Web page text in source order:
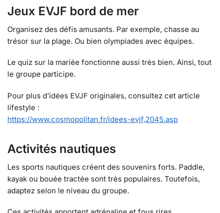
Jeux EVJF bord de mer
Organisez des défis amusants. Par exemple, chasse au
trésor sur la plage. Ou bien olympiades avec équipes.
Le quiz sur la mariée fonctionne aussi très bien. Ainsi, tout
le groupe participe.
Pour plus d’idées EVJF originales, consultez cet article
lifestyle :
https://www.cosmopolitan.fr/idees-evjf,2045.asp
Activités nautiques
Les sports nautiques créent des souvenirs forts. Paddle,
kayak ou bouée tractée sont très populaires. Toutefois,
adaptez selon le niveau du groupe.